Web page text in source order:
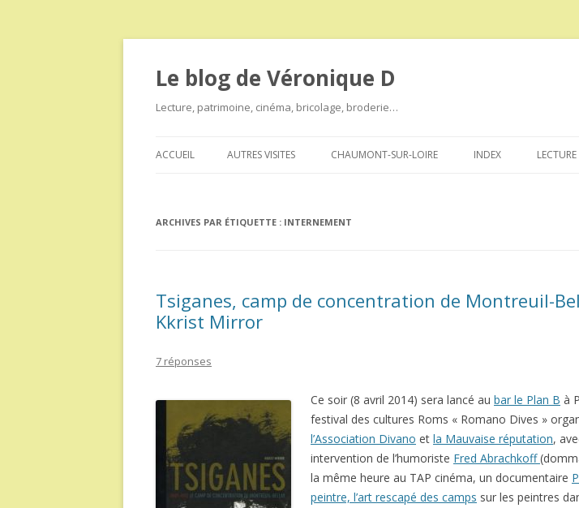
Le blog de Véronique D
Lecture, patrimoine, cinéma, bricolage, broderie…
au
ACCUEIL AUTRES VISITES CHAUMONT-SUR-LOIRE INDEX LECTURE
ARCHIVES PAR ÉTIQUETTE : INTERNEMENT
Tsiganes, camp de concentration de Montreuil-
Kkrist Mirror
7 réponses
Ce soir (8 avril 2014) sera lancé au bar le Plan B à
festival des cultures Roms « Romano Dives »
l’Association Divano et la Mauvaise réputation,
intervention de l’humoriste Fred Abrachkoff
la même heure au TAP cinéma, un documentaire
peintre, l’art rescapé des camps sur les peintres